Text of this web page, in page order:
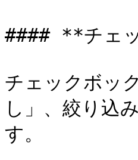
#### **チェ
チェックボッ
し」、絞り込
す。